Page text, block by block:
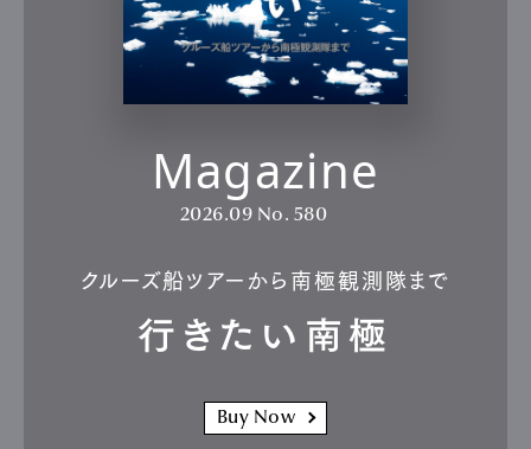
Magazine
2026.09 No. 580
クルーズ船ツアーから南極観測隊まで
行きたい南極
Buy Now